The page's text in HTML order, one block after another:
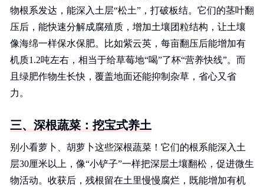
物根系发达，能深入土层“松土”，打破板结。它们的茎叶翻
压后，能快速分解成腐殖质，增加土壤团粒结构，让土壤
像海绵一样保水保肥。比如紫云英，每亩翻压后能增加有
机质1.2吨左右，相当于给草莓地“喝”了杯“营养快线”。而
且绿肥作物生长快，覆盖地面还能抑制杂草，省心又省
力。
三、深根蔬菜：挖宝式养土
别小看萝卜、胡萝卜这些深根蔬菜！它们的根系能深入土
层30厘米以上，像“小铲子”一样把深层土壤翻松，促进微生
物活动。收获后，残根留在土里慢慢腐烂，既能增加有机